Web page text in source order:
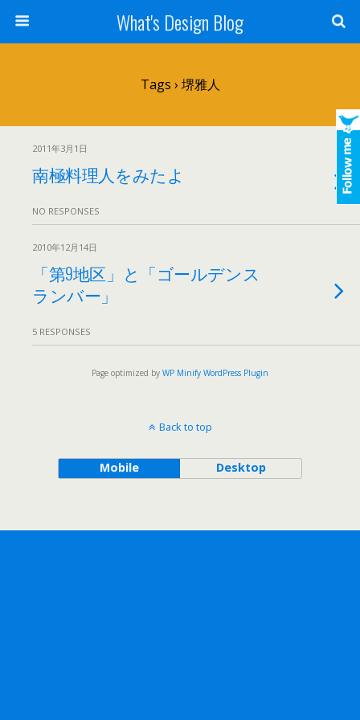
What's Design Blog
Tags › 堺雅人
2011年3月1日
南極料理人をみたよ
NO RESPONSES
2010年12月14日
「第9地区」と「ゴールデンス
ランバー」
5 RESPONSES
Page optimized by WP Minify WordPress Plugin
Back to top
Mobile Desktop